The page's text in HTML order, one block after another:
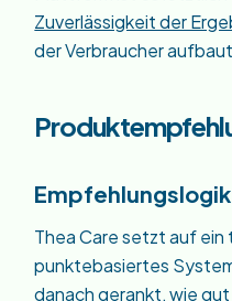
Zuverlässigkeit der
der Verbraucher
Empfehlungslogik
Thea Care setzt auf ein
punktebasiertes
danach gerankt, wie